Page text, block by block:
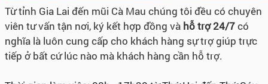
Từ tỉnh Gia Lai đến mũi Cà Mau chúng tôi đều có chuyên
viên tư vấn tận nơi, ký kết hợp đồng và hỗ trợ 24/7có
nghĩa là luôn cung cấp cho khách hàng sự trợ giúp trực
tiếp ở bất cứ lúc nào mà khách hàng cần hỗ trợ.